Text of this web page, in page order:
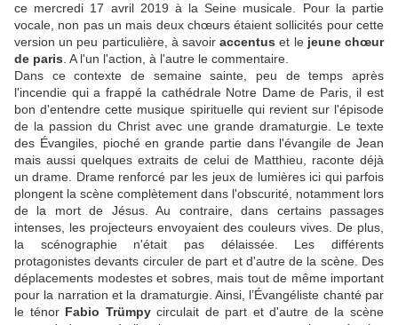
ce mercredi 17 avril 2019 à la Seine musicale. Pour la partie
vocale, non pas un mais deux chœurs étaient sollicités pour cette
version un peu particulière, à savoiraccentuset le jeune chœur
de paris . A l'un l'action, à l'autre le commentaire.
Dans ce contexte de semaine sainte, peu de temps après
l'incendie qui a frappé la cathédrale Notre Dame de Paris, il est
bon d'entendre cette musique spirituelle qui revient sur l'épisode
de la passion du Christ avec une grande dramaturgie. Le texte
des Évangiles, pioché en grande partie dans l'évangile de Jean
mais aussi quelques extraits de celui de Matthieu, raconte déjà
un drame. Drame renforcé par les jeux de lumières ici qui parfois
plongent la scène complètement dans l'obscurité, notamment lors
de la mort de Jésus. Au contraire, dans certains passages
intenses, les projecteurs envoyaient des couleurs vives. De plus,
la scénographie n'était pas délaissée. Les différents
protagonistes devants circuler de part et d'autre de la scène. Des
déplacements modestes et sobres, mais tout de même important
pour la narration et la dramaturgie. Ainsi, l’Évangéliste chanté par
le ténor Fabio Trümpycirculait de part et d'autre de la scène